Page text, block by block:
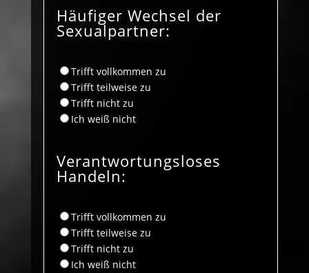
Häufiger Wechsel der
Sexualpartner:
Trifft vollkommen zu
Trifft teilweise zu
Trifft nicht zu
Ich weiß nicht
Verantwortungsloses
Handeln:
Trifft vollkommen zu
Trifft teilweise zu
Trifft nicht zu
Ich weiß nicht